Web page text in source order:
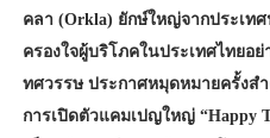
คลา (Orkla) ยักษ์ใหญ่จากประเท
ครองใจผู้บริโภคในประเทศไทยอ
ทศวรรษ ประกาศหมุดหมายครั้งส
การเปิดตัวแคมเปญใหญ่ “Happy